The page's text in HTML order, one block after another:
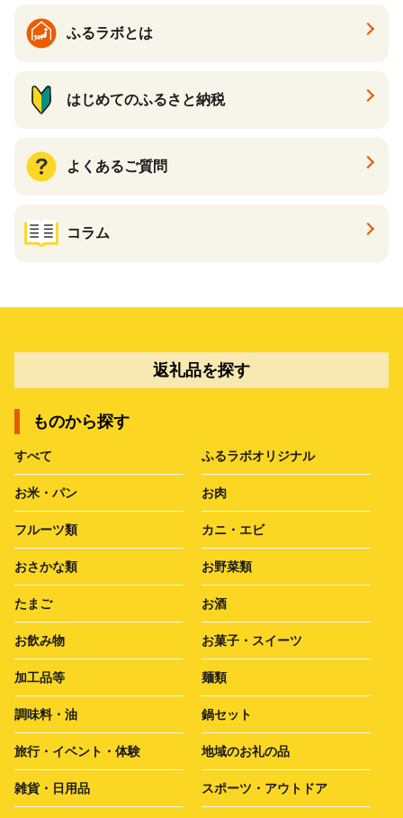
ふるラボとは
はじめてのふるさと納税
よくあるご質問
コラム
返礼品を探す
ものから探す
すべて ふるラボオリジナル
お米・パン お肉
フルーツ類 カニ・エビ
おさかな類 お野菜類
たまご お酒
お飲み物 お菓子・スイーツ
加工品等 麺類
調味料・油 鍋セット
旅行・イベント・体験 地域のお礼の品
雑貨・日用品 スポーツ・アウトドア